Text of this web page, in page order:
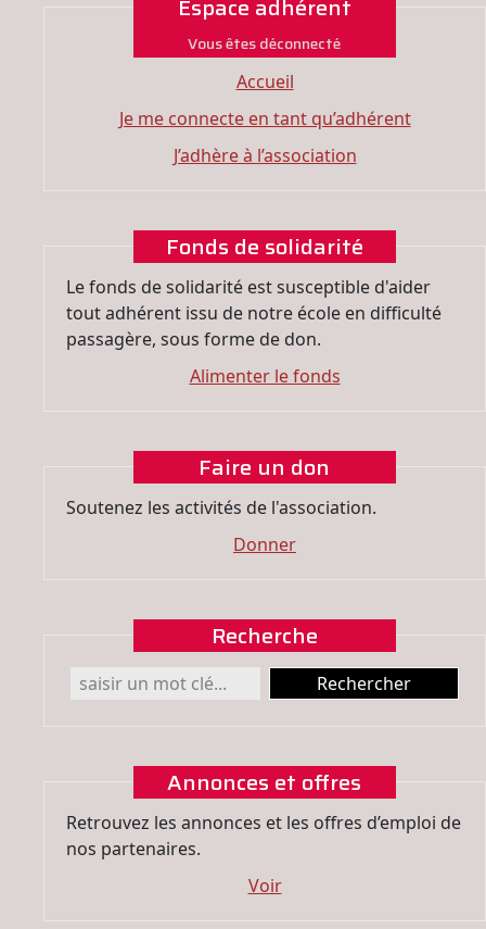
Espace adhérent
Vous êtes déconnecté
Accueil
Je me connecte en tant qu’adhérent
J’adhère à l’association
Fonds de solidarité
Le fonds de solidarité est susceptible d'aider
tout adhérent issu de notre école en difficulté
passagère, sous forme de don.
Alimenter le fonds
Faire un don
Soutenez les activités de l'association.
Donner
Recherche
Annonces et offres
Retrouvez les annonces et les offres d’emploi de
nos partenaires.
Voir